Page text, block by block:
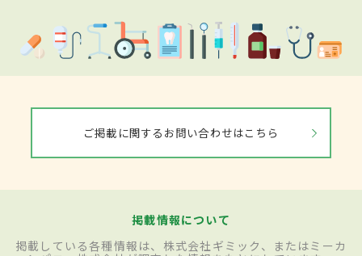
ご掲載に関するお問い合わせはこちら
掲載情報について
掲載している各種情報は、株式会社ギミック、またはミーカ